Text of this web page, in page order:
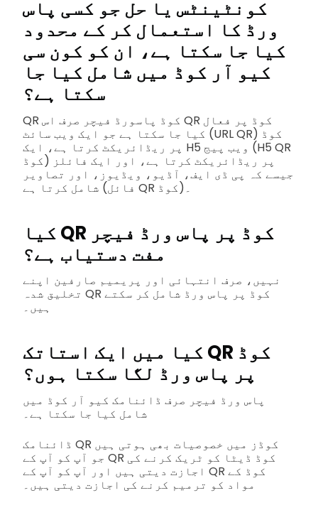
کونٹینٹس یا حل جو کسی پاس
ورڈ کا استعمال کر کے محدود
کیا جا سکتا ہے، ان کو کون سی
کیو آر کوڈ میں شامل کیا جا
سکتا ہے؟
QR کوڈ پاسورڈ فیچر صرف اس QR کوڈ پر فعال
کیا جا سکتا ہے جو ایک ویب سائٹ (URL QR) کوڈ
پر ریڈائریکٹ کرتا ہے، ایک H5 ویب پیج (H5 QR
کوڈ) پر ریڈائریکٹ کرتا ہے، اور ایک فائلز
جیسے کہ پی ڈی ایف، آڈیو، ویڈیوز، اور تصاویر
شامل کرتا ہے (فائل QR کوڈ)۔
کیا QR کوڈ پر پاس ورڈ فیچر
مفت دستیاب ہے؟
نہیں، صرف انتہائی اور پریمیم صارفین اپنے
تخلیق شدہ QR کوڈ پر پاس ورڈ شامل کر سکتے
ہیں۔
کیا میں ایک استاتک QR کوڈ
پر پاس ورڈ لگا سکتا ہوں؟
پاس ورڈ فیچر صرف ڈائنامک کیو آر کوڈ میں
شامل کیا جا سکتا ہے۔
ڈائنامک QR کوڈز میں خصوصیات بھی ہوتی ہیں
جو آپ کو آپ کے QR کوڈ ڈیٹا کو ٹریک کرنے کی
اجازت دیتی ہیں اور آپ کو آپ کے QR کوڈ کے
مواد کو ترمیم کرنے کی اجازت دیتی ہیں۔